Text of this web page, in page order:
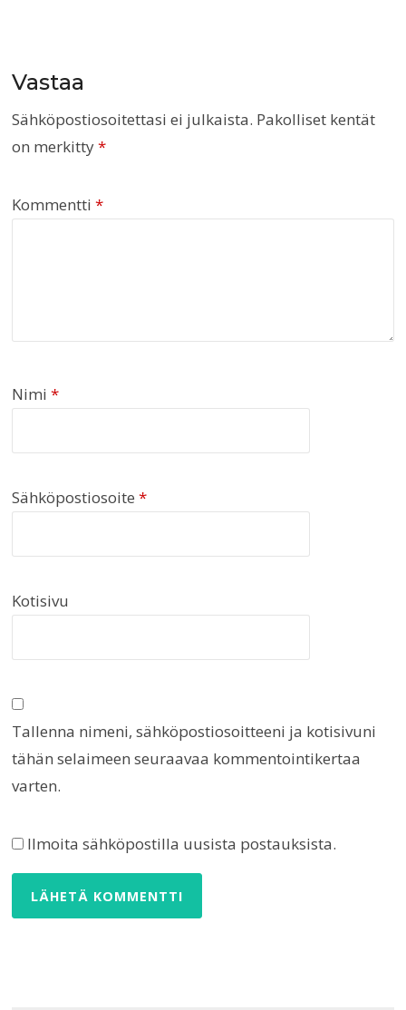
Vastaa
Sähköpostiosoitettasi ei julkaista. Pakolliset kentät
on merkitty*
Kommentti*
Nimi*
Sähköpostiosoite*
Kotisivu
Tallenna nimeni, sähköpostiosoitteeni ja kotisivuni
tähän selaimeen seuraavaa kommentointikertaa
varten.
Ilmoita sähköpostilla uusista postauksista.